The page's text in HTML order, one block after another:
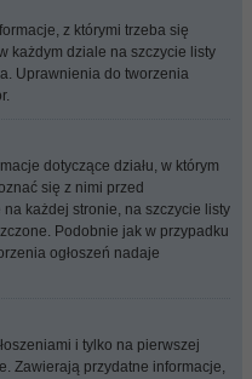
z którymi trzeba się
każdym dziale na szczycie listy
Uprawnienia do tworzenia
dotyczące działu, w którym
się z nimi przed
każdej stronie, na szczycie listy
Podobnie jak w przypadku
ogłoszeń nadaje
i tylko na pierwszej
Zawierają przydatne informacje,